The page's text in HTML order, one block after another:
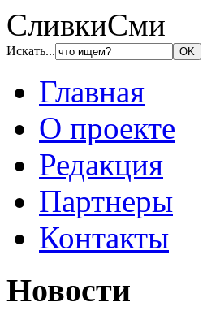
СливкиСми
Искать...
Главная
О проекте
Редакция
Партнеры
Контакты
Новости